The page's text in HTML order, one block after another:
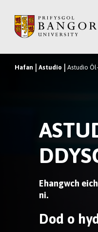
Hafan Astudio Astudio
Ehangwch
ni.
Dod o